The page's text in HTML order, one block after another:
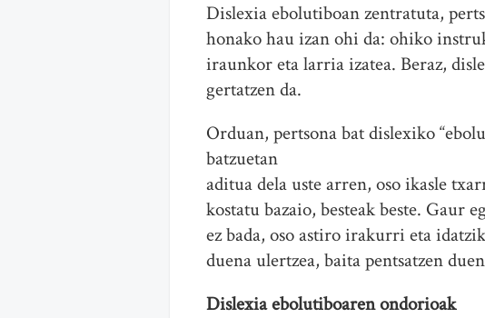
Dislexia ebolutiboan zentratuta,
honako hau izan ohi da: ohiko
iraunkor eta larria izatea. Beraz,
gertatzen da.
Orduan, pertsona bat dislexiko
batzuetan
aditua dela uste arren, oso ikasle
kostatu bazaio, besteak beste. Gaur
ez bada, oso astiro irakurri eta
duena ulertzea, baita pentsatzen
Dislexia ebolutiboaren ondorioak